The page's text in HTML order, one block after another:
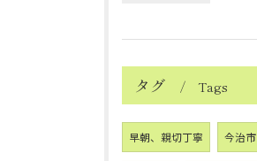
タグ Tags
早朝、親切丁寧 今治市